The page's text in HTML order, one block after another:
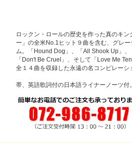
ロックン・ロールの歴史を作った真のキン
ー」の全米No.1ヒット９曲を含む、グレ
ム。「Hound Dog」、「All Shook Up」、
「Don't Be Cruel」、そして「Love Me
全１４曲を収録した永遠の名コンピレーシ
帯、英語歌詞付の日本語ライナーノーツ付。